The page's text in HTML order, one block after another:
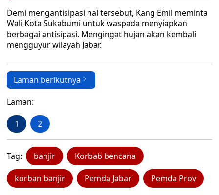
Demi mengantisipasi hal tersebut, Kang Emil meminta
Wali Kota Sukabumi untuk waspada menyiapkan
berbagai antisipasi. Mengingat hujan akan kembali
mengguyur wilayah Jabar.
Laman berikutnya
Laman:
1 2
Tag: banjir Korbab bencana
korban banjir Pemda Jabar Pemda Prov